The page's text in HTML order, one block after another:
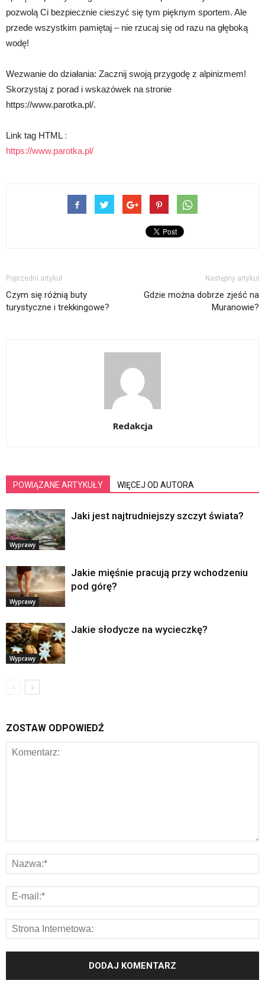
pozwolą Ci bezpiecznie cieszyć się tym pięknym sportem. Ale
przede wszystkim pamiętaj – nie rzucaj się od razu na głęboką
wodę!
Wezwanie do działania: Zacznij swoją przygodę z alpinizmem!
Skorzystaj z porad i wskazówek na stronie
https://www.parotka.pl/.
Link tag HTML :
https://www.parotka.pl/
Poprzedni artykuł
Czym się różnią buty
turystyczne i trekkingowe?
Następny artykuł
Gdzie można dobrze zjeść na
Muranowie?
Redakcja
POWIĄZANE ARTYKUŁY WIĘCEJ OD AUTORA
Wyprawy
Jaki jest najtrudniejszy szczyt świata?
Wyprawy
Jakie mięśnie pracują przy wchodzeniu
pod górę?
Wyprawy
Jakie słodycze na wycieczkę?
ZOSTAW ODPOWIEDŹ